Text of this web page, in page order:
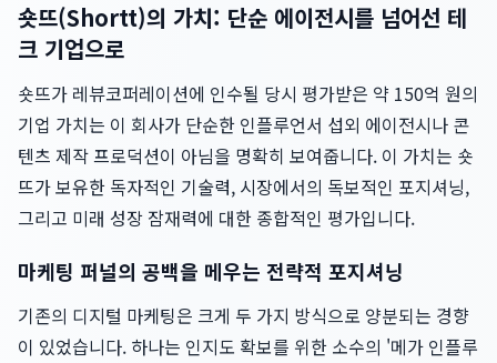
숏뜨(Shortt)의 가치: 단순 에이전시를 넘어선 테
크 기업으로
숏뜨가 레뷰코퍼레이션에 인수될 당시 평가받은 약 150억 원의
기업 가치는 이 회사가 단순한 인플루언서 섭외 에이전시나 콘
텐츠 제작 프로덕션이 아님을 명확히 보여줍니다. 이 가치는 숏
뜨가 보유한 독자적인 기술력, 시장에서의 독보적인 포지셔닝,
그리고 미래 성장 잠재력에 대한 종합적인 평가입니다.
마케팅 퍼널의 공백을 메우는 전략적 포지셔닝
기존의 디지털 마케팅은 크게 두 가지 방식으로 양분되는 경향
이 있었습니다. 하나는 인지도 확보를 위한 소수의 '메가 인플루